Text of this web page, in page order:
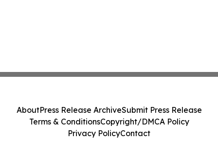
AboutPress Release ArchiveSubmit Press Release
Terms & ConditionsCopyright/DMCA Policy
Privacy PolicyContact